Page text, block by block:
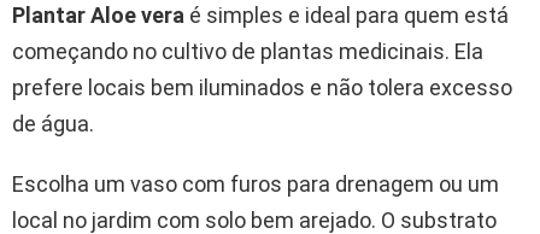
Plantar Aloe vera é simples e ideal para quem está
começando no cultivo de plantas medicinais. Ela
prefere locais bem iluminados e não tolera excesso
de água.
Escolha um vaso com furos para drenagem ou um
local no jardim com solo bem arejado. O substrato